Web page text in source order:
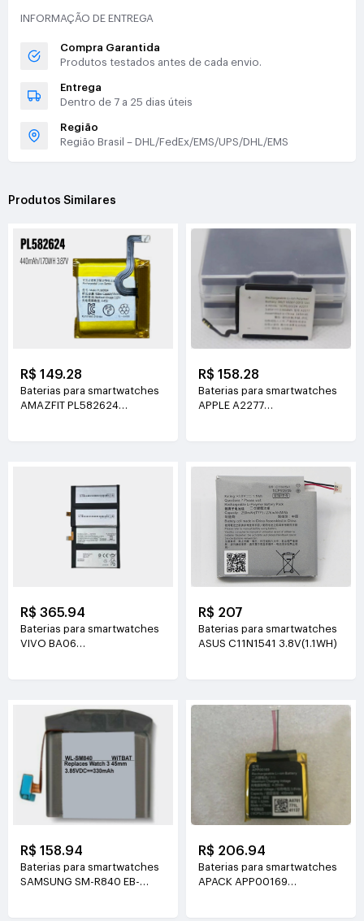
INFORMAÇÃO DE ENTREGA
Compra Garantida
Produtos testados antes de cada envio.
Entrega
Dentro de 7 a 25 dias úteis
Região
Região Brasil – DHL/FedEx/EMS/UPS/DHL/EMS
Produtos Similares
R$ 149.28
Baterias para smartwatches
AMAZFIT PL582624
R$ 158.28
Baterias para smartwatches
APPLE A2277
R$ 365.94
Baterias para smartwatches
VIVO BA06
R$ 207
Baterias para smartwatches
ASUS C11N1541 3.8V(1.1WH)
R$ 158.94
Baterias para smartwatches
SAMSUNG SM-R840 EB-
R$ 206.94
Baterias para smartwatches
APACK APP00169